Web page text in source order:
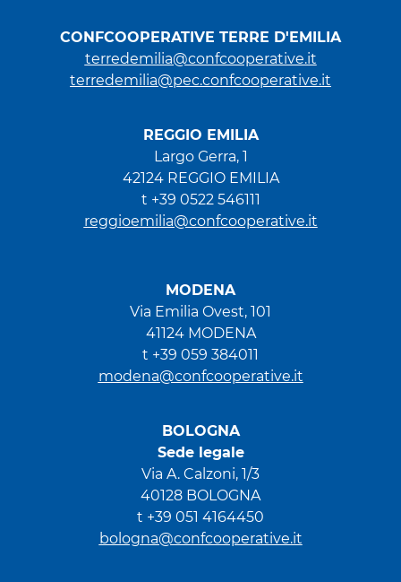
CONFCOOPERATIVE TERRE D'EMILIA
terredemilia@confcooperative.it
terredemilia@pec.confcooperative.it
REGGIO EMILIA
Largo Gerra, 1
42124 REGGIO EMILIA
t +39 0522 546111
reggioemilia@confcooperative.it
MODENA
Via Emilia Ovest, 101
41124 MODENA
t +39 059 384011
modena@confcooperative.it
BOLOGNA
Sede legale
Via A. Calzoni, 1/3
40128 BOLOGNA
t +39 051 4164450
bologna@confcooperative.it